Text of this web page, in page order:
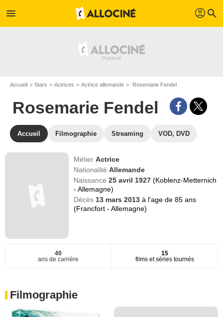
menu profil search
Accueil Stars Actrices Actrice allemande Rosemarie Fendel
Rosemarie Fendel
Accueil Filmographie Streaming VOD, DVD
MétierActrice
NationalitéAllemande
Naissance25 avril 1927(Koblenz-Metternich
- Allemagne)
Décès 13 mars 2013à l'age de 85 ans
(Francfort - Allemagne)
40
ans de carrière
15
films et séries tournés
Filmographie